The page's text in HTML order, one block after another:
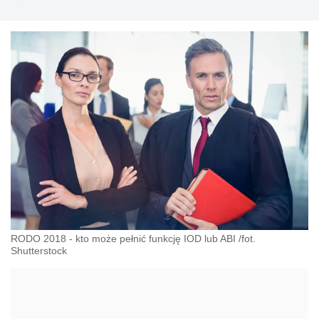
RODO 2018 - kto może pełnić funkcję IOD lub ABI /fot.
Shutterstock